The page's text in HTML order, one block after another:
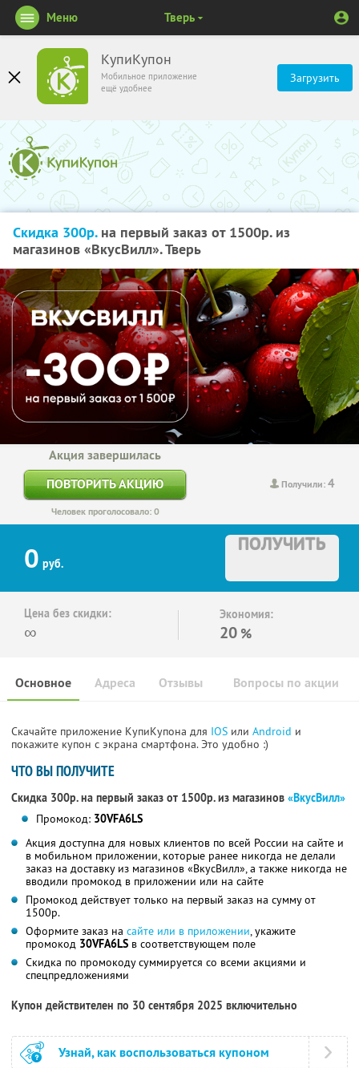
КупиКупон
Мобильное приложение
ещё удобнее
Загрузить
Меню Тверь
Скидка 300р.на первый заказ от 1500р. из
магазинов «ВкусВилл». Тверь
Получили:4
Акция завершилась
ПОВТОРИТЬ АКЦИЮ
Человек проголосовало: 0
0 руб.
ПОЛУЧИТЬ
Цена без скидки:
∞
Экономия:
20 %
Основное Отзывы Вопросы по акции
Адреса
Скачайте приложение КупиКупона для IOS или Android и
покажите купон с экрана смартфона. Это удобно :)
ЧТО ВЫ ПОЛУЧИТЕ
Скидка 300р. на первый заказ от 1500р. из магазинов «ВкусВилл»
Промокод: 30VFA6LS
Акция доступна для новых клиентов по всей России на сайте и
в мобильном приложении, которые ранее никогда не делали
заказ на доставку из магазинов «ВкусВилл», а также никогда не
вводили промокод в приложении или на сайте
Промокод действует только на первый заказ на сумму от
1500р.
Оформите заказ на сайте или в приложении, укажите
промокод 30VFA6LS в соответствующем поле
Скидка по промокоду суммируется со всеми акциями и
спецпредложениями
Купон действителен по 30 сентября 2025 включительно
Узнай, как воспользоваться купоном